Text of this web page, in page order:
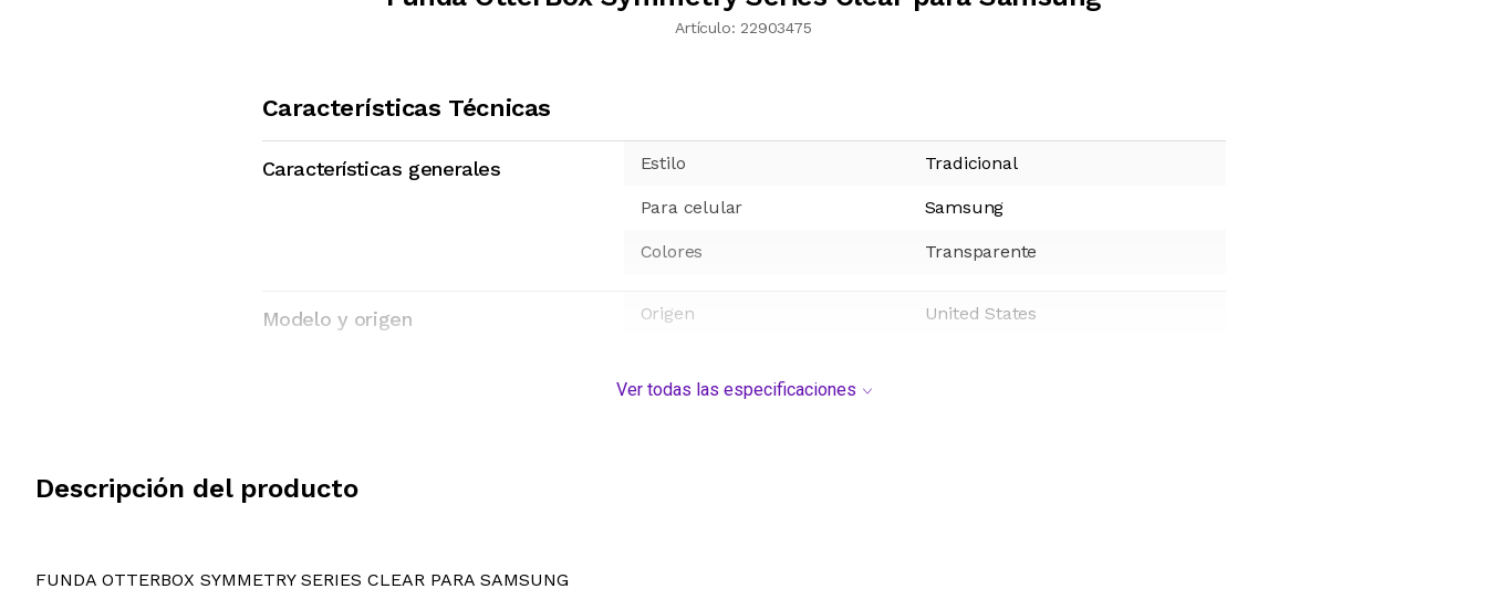
Artículo: 22903475
Características Técnicas
Características generales Estilo Tradicional
Para celular Samsung
Colores Transparente
Modelo y origen Origen United States
Ver todas las especificaciones
Descripción del producto
FUNDA OTTERBOX SYMMETRY SERIES CLEAR PARA SAMSUNG